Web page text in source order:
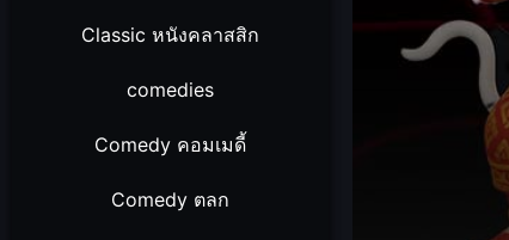
Classic หนังคลาสสิก
comedies
Comedy คอมเมดี้
Comedy ตลก